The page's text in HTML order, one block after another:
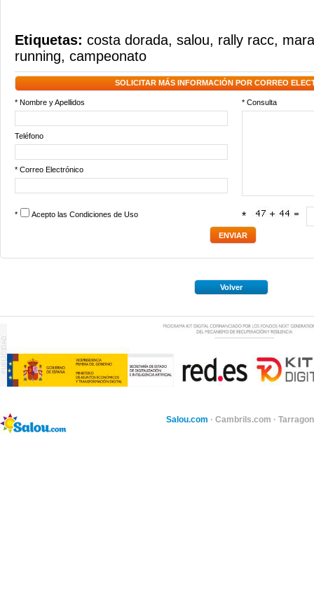
Etiquetas: costa dorada, salou, rally racc,
running, campeonato
SOLICITAR MÁS INFORMACIÓN POR CORREO
* Nombre y Apellidos * Consulta
Teléfono
* Correo Electrónico
* Acepto las Condiciones de Uso *
Volver
Salou.com · Cambrils.com ·